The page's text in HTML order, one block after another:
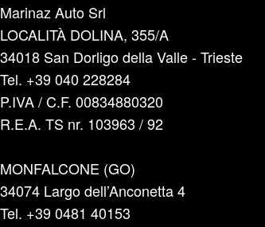
Marinaz Auto Srl
LOCALITÀ DOLINA, 355/A
34018 San Dorligo della Valle - Trieste
Tel. +39 040 228284
P.IVA / C.F. 00834880320
R.E.A. TS nr. 103963 / 92
MONFALCONE (GO)
34074 Largo dell’Anconetta 4
Tel. +39 0481 40153